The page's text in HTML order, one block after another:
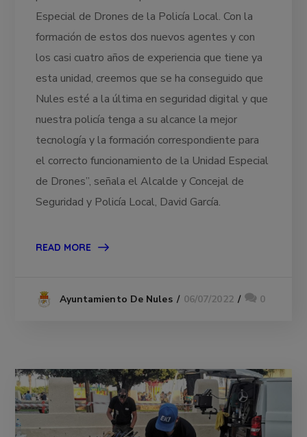
Especial de Drones de la Policía Local. Con la
formación de estos dos nuevos agentes y con
los casi cuatro años de experiencia que tiene ya
esta unidad, creemos que se ha conseguido que
Nules esté a la última en seguridad digital y que
nuestra policía tenga a su alcance la mejor
tecnología y la formación correspondiente para
el correcto funcionamiento de la Unidad Especial
de Drones”, señala el Alcalde y Concejal de
Seguridad y Policía Local, David García.
READ MORE
Ayuntamiento De Nules 06/07/2022 0